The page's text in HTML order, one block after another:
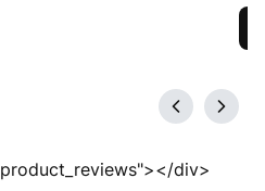
div>